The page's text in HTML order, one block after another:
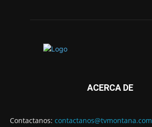
ACERCA DE
Contactanos: contactanos@tvmontana.com